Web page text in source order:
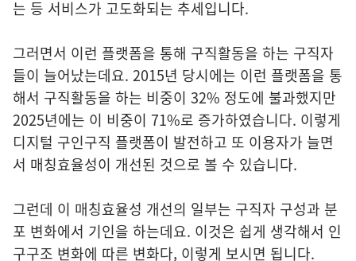
는 등 서비스가 고도화되는 추세입니다.
그러면서 이런 플랫폼을 통해 구직활동을 하는 구직자
들이 늘어났는데요. 2015년 당시에는 이런 플랫폼을 통
해서 구직활동을 하는 비중이 32% 정도에 불과했지만
2025년에는 이 비중이 71%로 증가하였습니다. 이렇게
디지털 구인구직 플랫폼이 발전하고 또 이용자가 늘면
서 매칭효율성이 개선된 것으로 볼 수 있습니다.
그런데 이 매칭효율성 개선의 일부는 구직자 구성과 분
포 변화에서 기인을 하는데요. 이것은 쉽게 생각해서 인
구구조 변화에 따른 변화다, 이렇게 보시면 됩니다.